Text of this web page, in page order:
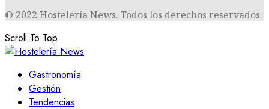
© 2022 Hostelería News. Todos los derechos reservados.
Scroll To Top
Gastronomía
Gestión
Tendencias